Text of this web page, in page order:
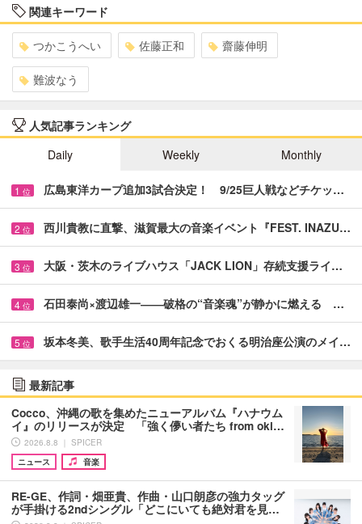
関連キーワード
つかこうへい 佐藤正和 齋藤伸明
難波なう
人気記事ランキング
Daily
Weekly Monthly
1 位 広島東洋カープ追加3試合決定！ 9/25巨人戦などチケッ…
2 位 西川貴教に直撃、滋賀最大の音楽イベント『FEST. INAZU…
3 位 大阪・茨木のライブハウス「JACK LION」存続支援ライ…
4 位 石田泰尚×渡辺雄一――破格の“音楽魂”が静かに燃える …
5 位 坂本冬美、歌手生活40周年記念でおくる明治座公演のメイ…
最新記事
Cocco、沖縄の歌を集めたニューアルバム『ハナウム
イ』のリリースが決定 「強く儚い者たち from oki…
2026.8.8 ｜ SPICER
ニュース
音楽
RE-GE、作詞・畑亜貴、作曲・山口朗彦の強力タッグ
が手掛ける2ndシングル「どこにいても絶対君を見…